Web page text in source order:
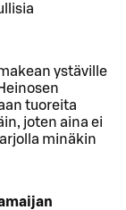
ystäville
tuoreita
joten aina ei
minäkin